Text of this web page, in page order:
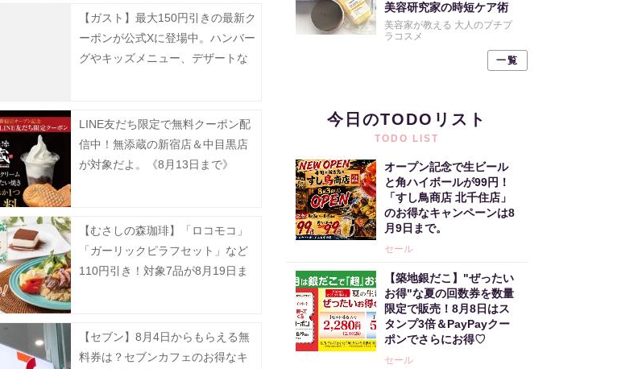
【ガスト】最大150円引きの最新ク
ーポンが公式Xに登場中。ハンバー
グやキッズメニュー、デザートな
LINE友だち限定で無料クーポン配
信中！無添蔵の新宿店＆中目黒店
が対象だよ。《8月13日まで》
【むさしの森珈琲】「ロコモコ」
「ガーリックピラフセット」など
110円引き！対象7品が8月19日ま
【セブン】8月4日からもらえる無
料券は？セブンカフェのお得なキ
美容研究家の時短ケア術
美容家が教える 大人のプチプ
ラコスメ
一覧
今日のTODOリスト
TODO LIST
オープン記念で生ビール
と角ハイボールが99円！
「すし鳥商店 北千住店」
のお得なキャンペーンは8
月9日まで。
セール
【築地銀だこ】"ぜったい
お得"な夏の回数券を数量
限定で販売！8月8日はス
タンプ3倍＆PayPayクー
ポンでさらにお得♡
セール